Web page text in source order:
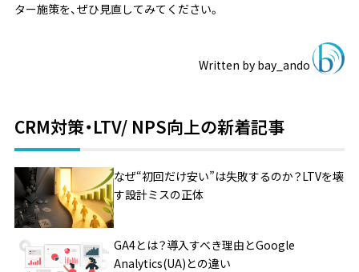
ター施策を、ぜひ見直してみてください。
Written by bay_ando
CRM対策・LTV/ NPS向上の新着記事
なぜ“初回だけ安い”は失敗するのか？LTVを壊
す設計ミスの正体
GA4とは？導入すべき理由とGoogle
Analytics(UA)との違い